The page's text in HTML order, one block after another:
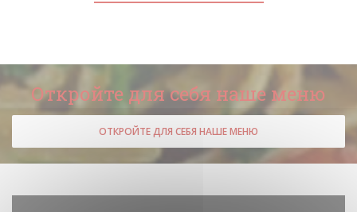
Откройте для себя наше меню
ОТКРОЙТЕ ДЛЯ СЕБЯ НАШЕ МЕНЮ